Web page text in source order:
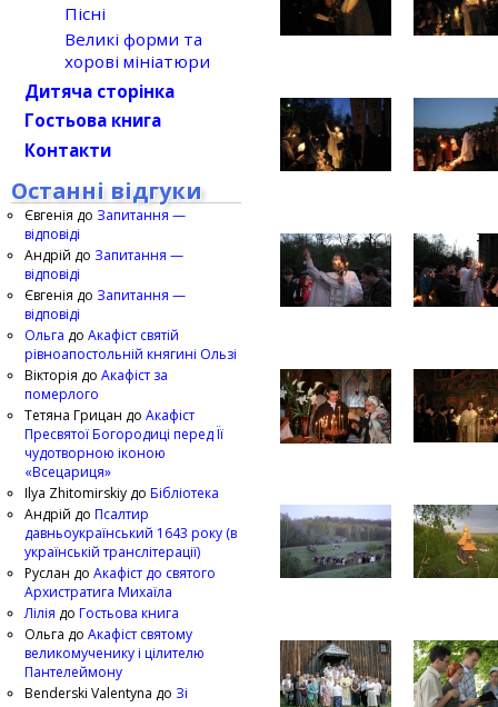
Пісні
Великі форми та
хорові мініатюри
Дитяча сторінка
Гостьова книга
Контакти
Останні відгуки
Євгенія до Запитання —
відповіді
Андрій до Запитання —
відповіді
Євгенія до Запитання —
відповіді
Ольга до Акафіст святій
рівноапостольній княгині Ользі
Вікторія до Акафіст за
померлого
Тетяна Грицан до Акафіст
Пресвятої Богородиці перед Її
чудотворною іконою
«Всецариця»
Ilya Zhitomirskiy до Бібліотека
Андрій до Псалтир
давньоукраїнський 1643 року (в
українській транслітерації)
Руслан до Акафіст до святого
Архистратига Михаїла
Лілія до Гостьова книга
Ольга до Акафіст святому
великомученику і цілителю
Пантелеймону
Benderski Valentyna до Зі